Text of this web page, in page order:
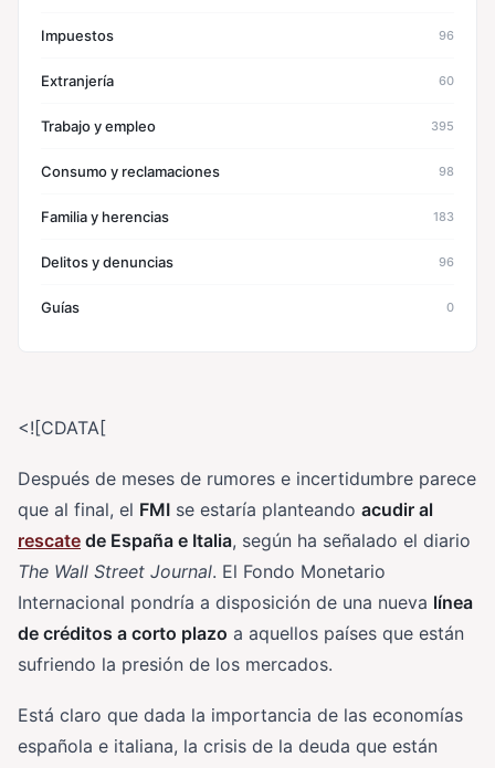
Impuestos 96
Extranjería 60
Trabajo y empleo 395
Consumo y reclamaciones 98
Familia y herencias 183
Delitos y denuncias 96
Guías 0
<![CDATA[
Después de meses de rumores e incertidumbre parece
que al final, el FMI se estaría planteando acudir al
rescate de España e Italia, según ha señalado el diario
The Wall Street Journal. El Fondo Monetario
Internacional pondría a disposición de una nueva línea
de créditos a corto plazo a aquellos países que están
sufriendo la presión de los mercados.
Está claro que dada la importancia de las economías
española e italiana, la crisis de la deuda que están